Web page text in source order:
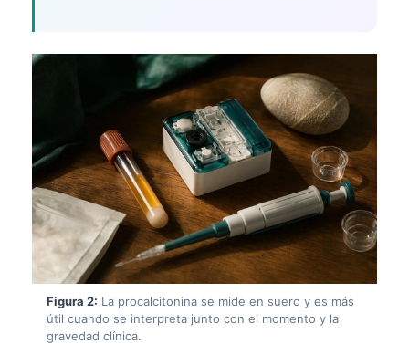
Figura 2: La procalcitonina se mide en suero y es más
útil cuando se interpreta junto con el momento y la
gravedad clínica.